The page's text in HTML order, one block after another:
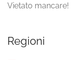
Vietato mancare!
Regioni